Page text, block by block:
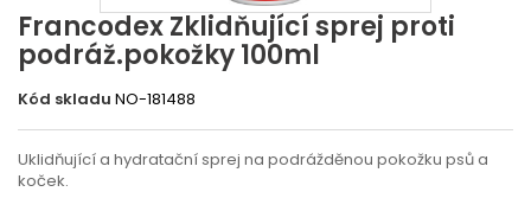
Francodex Zklidňující sprej proti
podráž.pokožky 100ml
Kód skladu NO-181488
Uklidňující a hydratační sprej na podrážděnou pokožku psů a
koček.